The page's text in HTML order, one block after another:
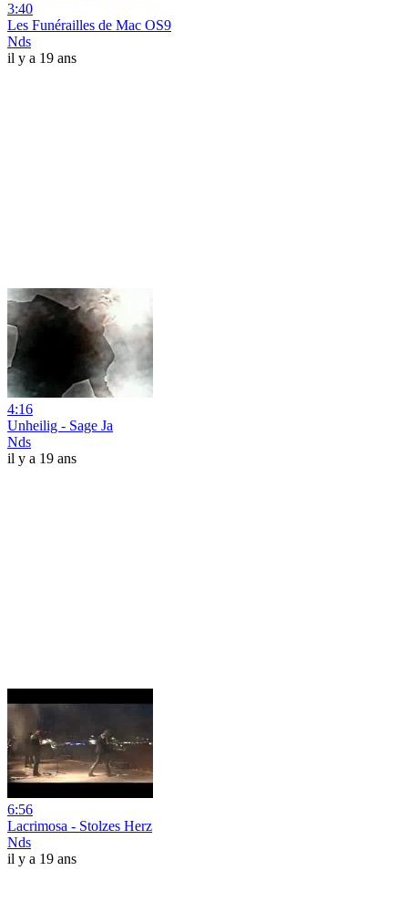
3:40
Les Funérailles de Mac OS9
Nds
il y a 19 ans
4:16
Unheilig - Sage Ja
Nds
il y a 19 ans
6:56
Lacrimosa - Stolzes Herz
Nds
il y a 19 ans